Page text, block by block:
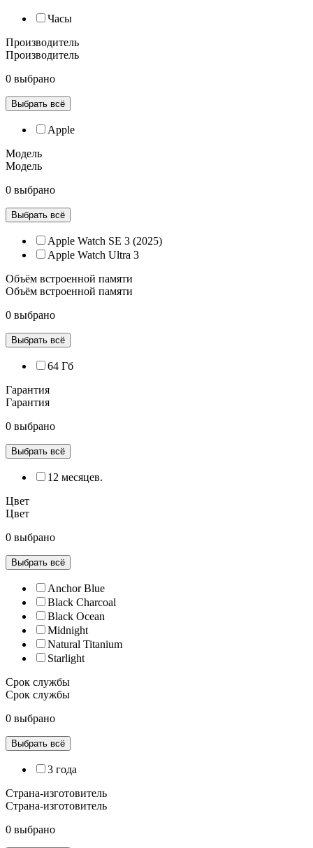
Часы
Производитель
Производитель
0 выбрано
Выбрать всё
Apple
Модель
Модель
0 выбрано
Выбрать всё
Apple Watch SE 3 (2025)
Apple Watch Ultra 3
Объём встроенной памяти
Объём встроенной памяти
0 выбрано
Выбрать всё
64 Гб
Гарантия
Гарантия
0 выбрано
Выбрать всё
12 месяцев.
Цвет
Цвет
0 выбрано
Выбрать всё
Anchor Blue
Black Charcoal
Black Ocean
Midnight
Natural Titanium
Starlight
Срок службы
Срок службы
0 выбрано
Выбрать всё
3 года
Страна-изготовитель
Страна-изготовитель
0 выбрано